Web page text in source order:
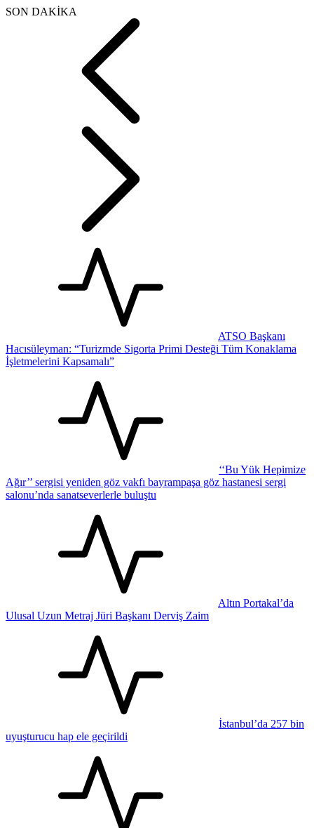
SON DAKİKA
ATSO Başkanı
Hacısüleyman: “Turizmde Sigorta Primi Desteği Tüm Konaklama
İşletmelerini Kapsamalı”
‘‘Bu Yük Hepimize
Ağır’’ sergisi yeniden göz vakfı bayrampaşa göz hastanesi sergi
salonu’nda sanatseverlerle buluştu
Altın Portakal’da
Ulusal Uzun Metraj Jüri Başkanı Derviş Zaim
İstanbul’da 257 bin
uyuşturucu hap ele geçirildi